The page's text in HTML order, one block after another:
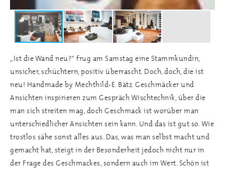
„Ist die Wand neu?“ frug am Samstag eine Stammkundin,
unsicher, schüchtern, positiv überrascht. Doch, doch, die ist
neu! Handmade by Mechthild-E. Bätz. Geschmäcker und
Ansichten inspirieren zum Gespräch Wischtechnik, über die
man sich streiten mag, doch Geschmack ist worüber man
unterschiedlicher Ansichten sein kann. Und das ist gut so. Wie
trostlos sähe sonst alles aus. Das, was man selbst macht und
gemacht hat, steigt in der Besonderheit jedoch nicht nur in
der Frage des Geschmackes, sondern auch im Wert. Schön ist